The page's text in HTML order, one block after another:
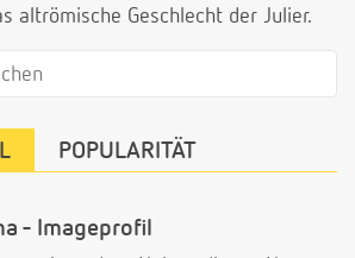
altrömische Geschlecht der Julier.
POPULARITÄT
- Imageprofil